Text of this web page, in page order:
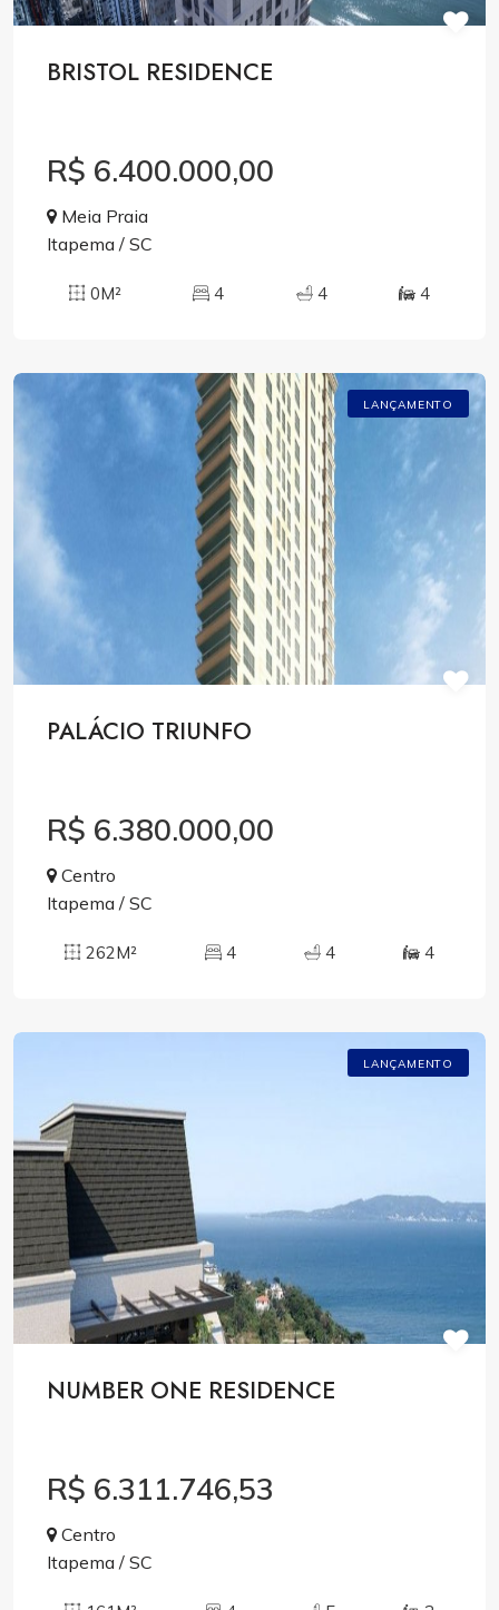
BRISTOL RESIDENCE
R$ 6.400.000,00
Meia Praia
Itapema / SC
0M² 4 4 4
LANÇAMENTO
PALÁCIO TRIUNFO
R$ 6.380.000,00
Centro
Itapema / SC
262M² 4 4 4
LANÇAMENTO
NUMBER ONE RESIDENCE
R$ 6.311.746,53
Centro
Itapema / SC